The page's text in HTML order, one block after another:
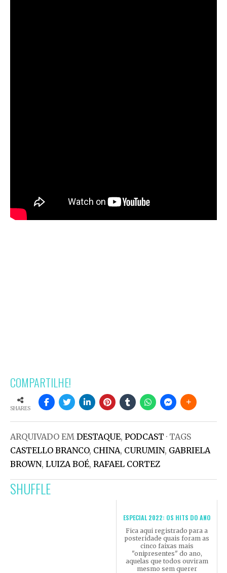
COMPARTILHE!
SHARES
ARQUIVADO EM DESTAQUE, PODCAST · TAGS
CASTELLO BRANCO, CHINA, CURUMIN, GABRIELA
BROWN, LUIZA BOÉ, RAFAEL CORTEZ
SHUFFLE
ESPECIAL 2022: OS HITS DO ANO
Fica aqui registrado para a
posteridade quais foram as
cinco faixas mais
"onipresentes" do ano,
aquelas que todos ouviram
mesmo sem querer